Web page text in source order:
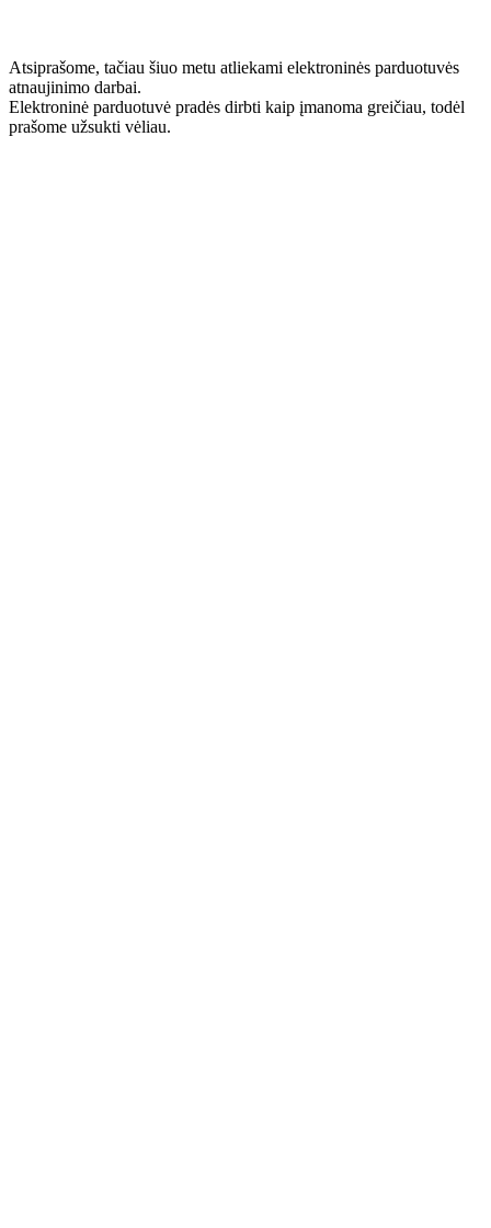
Atsiprašome, tačiau šiuo metu atliekami elektroninės parduotuvės
atnaujinimo darbai.
Elektroninė parduotuvė pradės dirbti kaip įmanoma greičiau, todėl
prašome užsukti vėliau.